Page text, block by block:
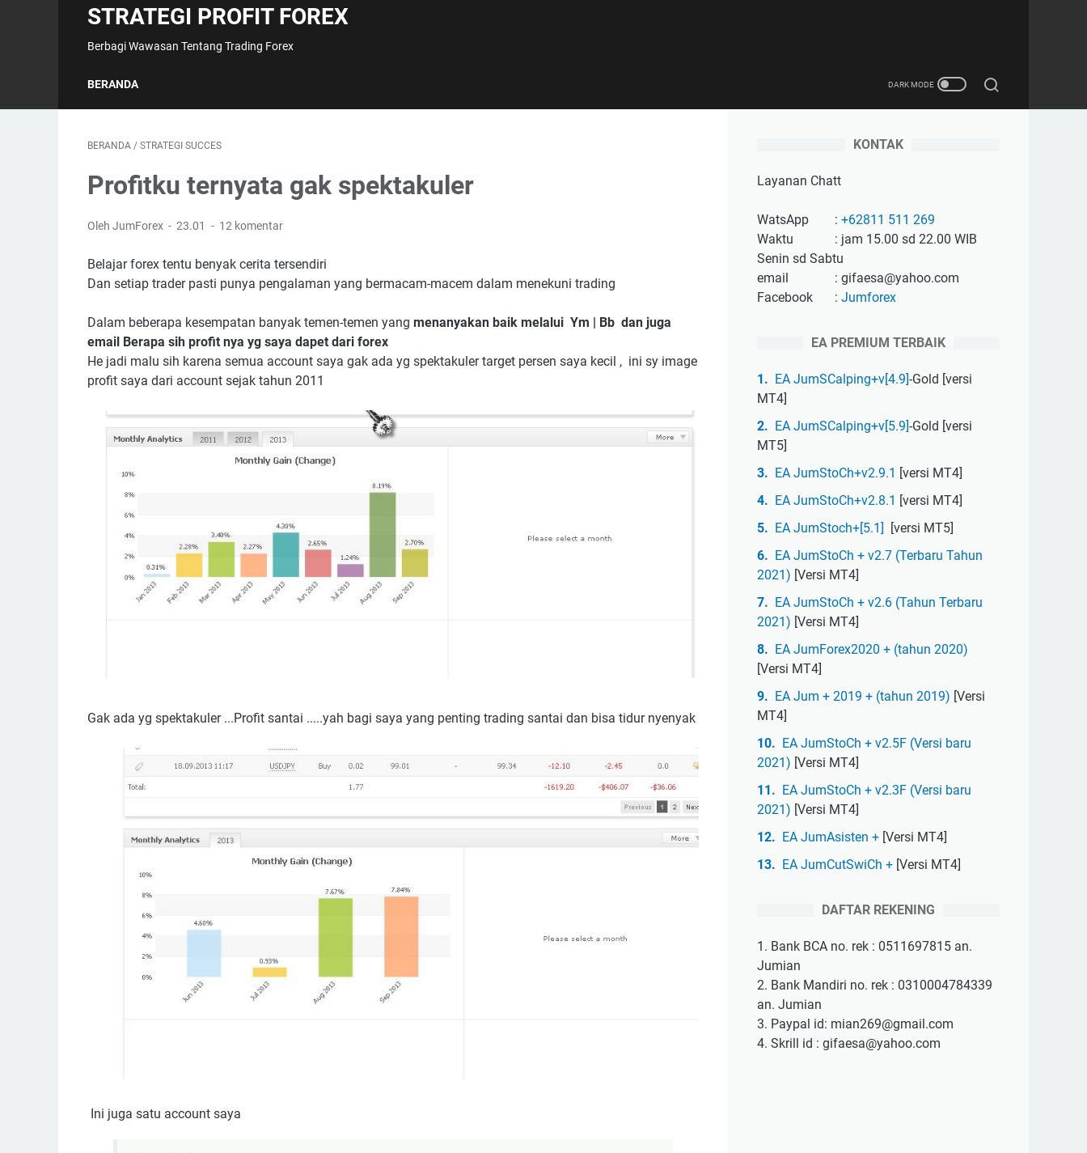
STRATEGI PROFIT FOREX
Berbagi Wawasan Tentang Trading Forex
BERANDA
BERANDA / STRATEGI SUCCES
Profitku ternyata gak spektakuler
Oleh JumForex 23.01 12 komentar
Belajar forex tentu benyak cerita tersendiri
Dan setiap trader pasti punya pengalaman yang bermacam-macem dalam menekuni trading
Dalam beberapa kesempatan banyak temen-temen yang menanyakan baik melalui Ym | Bb dan juga
email Berapa sih profit nya yg saya dapet dari forex
He jadi malu sih karena semua account saya gak ada yg spektakuler target persen saya kecil , ini sy image
profit saya dari account sejak tahun 2011
Gak ada yg spektakuler ...Profit santai .....yah bagi saya yang penting trading santai dan bisa tidur nyenyak
Ini juga satu account saya
KONTAK
Layanan Chatt
WatsApp : +62811 511 269
Waktu
: jam 15.00 sd 22.00 WIB
Senin sd Sabtu
email
: gifaesa@yahoo.com
Facebook
: Jumforex
EA PREMIUM TERBAIK
EA JumSCalping+v[4.9]-Gold [versi
MT4]
EA JumSCalping+v[5.9]-Gold [versi
MT5]
EA JumStoCh+v2.9.1 [versi MT4]
EA JumStoCh+v2.8.1 [versi MT4]
EA JumStoch+[5.1]
[versi MT5]
EA JumStoCh + v2.7 (Terbaru Tahun
2021) [Versi MT4]
EA JumStoCh + v2.6 (Tahun Terbaru
2021) [Versi MT4]
EA JumForex2020 + (tahun 2020)
[Versi MT4]
EA Jum + 2019 + (tahun 2019) [Versi
MT4]
EA JumStoCh + v2.5F (Versi baru
2021) [Versi MT4]
EA JumStoCh + v2.3F (Versi baru
2021) [Versi MT4]
EA JumAsisten + [Versi MT4]
EA JumCutSwiCh + [Versi MT4]
DAFTAR REKENING
1. Bank BCA no. rek : 0511697815 an.
Jumian
2. Bank Mandiri no. rek : 0310004784339
an. Jumian
3. Paypal id: mian269@gmail.com
4. Skrill id : gifaesa@yahoo.com